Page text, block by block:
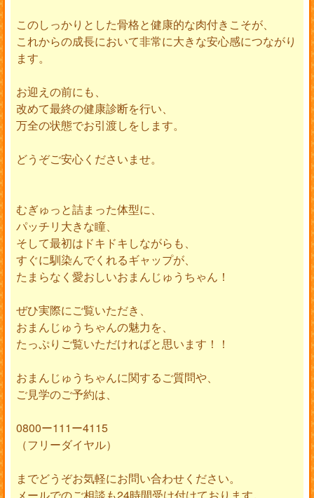
このしっかりとした骨格と健康的な肉付きこそが、
これからの成長において非常に大きな安心感につながり
ます。
お迎えの前にも、
改めて最終の健康診断を行い、
万全の状態でお引渡しをします。
どうぞご安心くださいませ。
むぎゅっと詰まった体型に、
パッチリ大きな瞳、
そして最初はドキドキしながらも、
すぐに馴染んでくれるギャップが、
たまらなく愛おしいおまんじゅうちゃん！
ぜひ実際にご覧いただき、
おまんじゅうちゃんの魅力を、
たっぷりご覧いただければと思います！！
おまんじゅうちゃんに関するご質問や、
ご見学のご予約は、
0800ー111ー4115
（フリーダイヤル）
までどうぞお気軽にお問い合わせください。